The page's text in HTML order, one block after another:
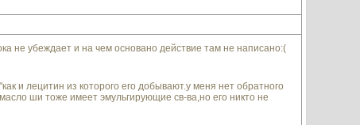
не убеждает и на чем основано действие там не написано:(
и лецитин из которого его добывают.у меня нет обратного
ши тоже имеет эмульгирующие св-ва,но его никто не